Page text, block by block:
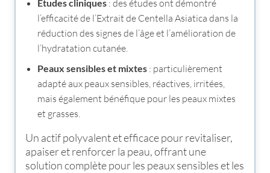
Études cliniques : des études ont démontré
l’efficacité de l’Extrait de Centella Asiatica dans la
réduction des signes de l’âge et l’amélioration de
l’hydratation cutanée.
Peaux sensibles et mixtes : particulièrement
adapté aux peaux sensibles, réactives, irritées,
mais également bénéfique pour les peaux mixtes
et grasses.
Un actif polyvalent et efficace pour revitaliser,
apaiser et renforcer la peau, offrant une
solution complète pour les peaux sensibles et les